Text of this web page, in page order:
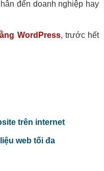
đến doanh nghiệp hay
WordPress, trước hết
trên internet
web tối đa